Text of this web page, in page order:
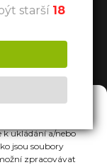
k ukládání a/nebo
jsou soubory
zpracovávat
starší 18